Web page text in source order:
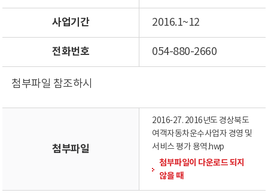
사업기간 2016.1~12
전화번호 054-880-2660
첨부파일 참조하시
첨부파일
2016-27. 2016년도 경상북도
여객자동차운수사업자 경영 및
서비스 평가 용역.hwp
첨부파일이 다운로드 되지
않을 때